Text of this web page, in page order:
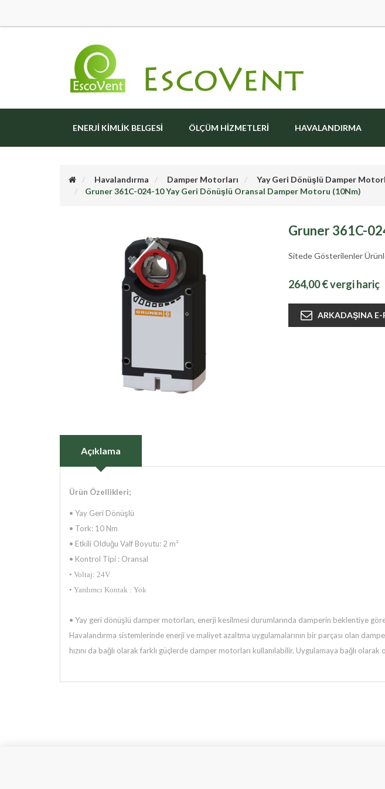
ENERJI KIMLIK BELGESI ÖLÇÜM HIZMETLERI HAVALANDIRMA
Havalandırma Damper Motorları Yay Geri Dönüşlü Damper
Gruner 361C-024-10 Yay Geri Dönüşlü Oransal Damper Motoru (10Nm)
Gruner 361C-
Sitede Gösterilenler
264,00 € vergi hariç
Açıklama
Ürün Özellikleri;
• Yay Geri Dönüşlü
• Tork: 10 Nm
• Etkili Olduğu Valf Boyutu: 2 m²
• Kontrol Tipi : Oransal
• Voltaj: 24V
• Yardımcı Kontak : Yok
• Yay geri dönüşlü damper motorları, enerji kesilmesi durumlarında damperin beklentiye göre
Havalandırma sistemlerinde enerji ve maliyet azaltma uygulamalarının bir parçası olan
hızını da bağlı olarak farklı güçlerde damper motorları kullanılabilir. Uygulamaya bağlı